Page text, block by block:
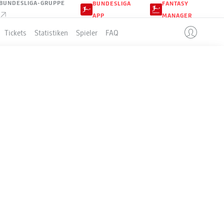
GRUPPE
BUNDESLIGA
APP
FANTASY
MANAGER
Tickets Statistiken Spieler FAQ